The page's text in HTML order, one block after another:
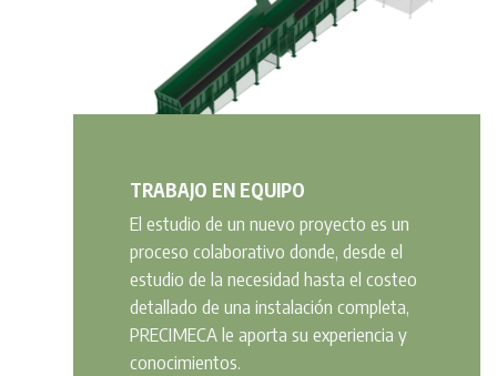
TRABAJO EN EQUIPO
El estudio de un nuevo proyecto es un
proceso colaborativo donde, desde el
estudio de la necesidad hasta el costeo
detallado de una instalación completa,
PRECIMECA le aporta su experiencia y
conocimientos.